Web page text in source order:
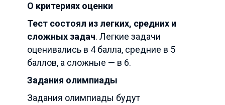
О критериях оценки
Тест состоял из легких, средних и
сложных задач. Легкие задачи
оценивались в 4 балла, средние в 5
баллов, а сложные — в 6.
Задания олимпиады
Задания олимпиады будут